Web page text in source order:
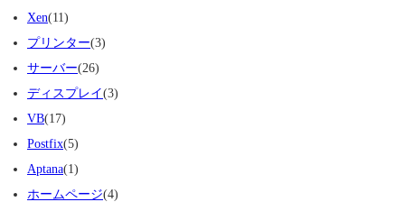
Xen(11)
プリンター(3)
サーバー(26)
ディスプレイ(3)
VB(17)
Postfix(5)
Aptana(1)
ホームページ(4)